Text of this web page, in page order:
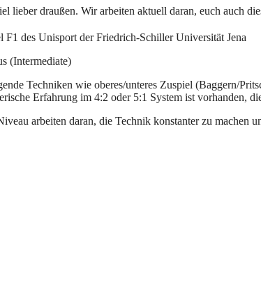
lieber draußen. Wir arbeiten aktuell daran, euch auch
F1 des Unisport der Friedrich-Schiller Universität Jena
(Intermediate)
Techniken wie oberes/unteres Zuspiel (Baggern/
Erfahrung im 4:2 oder 5:1 System ist vorhanden,
arbeiten daran, die Technik konstanter zu machen